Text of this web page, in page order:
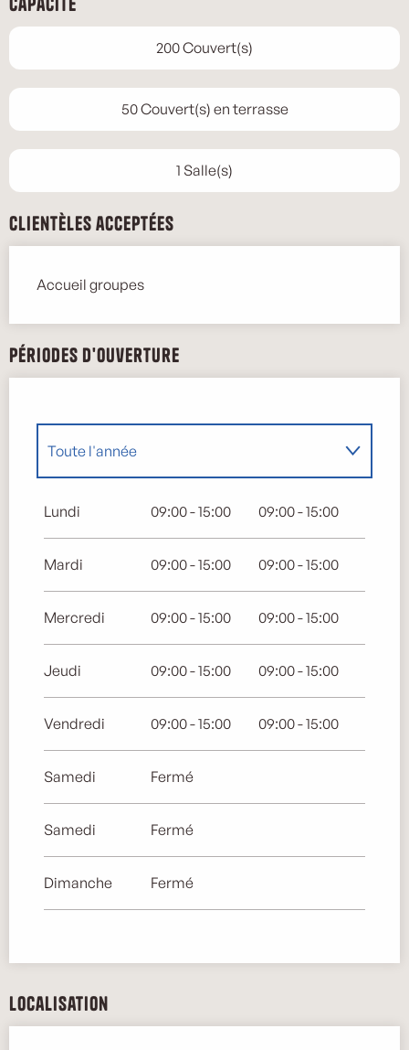
200 Couvert(s)
50 Couvert(s) en terrasse
1 Salle(s)
Clientèles acceptées
Accueil groupes
Périodes d'ouverture
Toute l'année
Toute l'année 2027
Lundi 09:00 - 15:00 09:00 - 15:00
Mardi 09:00 - 15:00 09:00 - 15:00
Mercredi 09:00 - 15:00 09:00 - 15:00
Jeudi 09:00 - 15:00 09:00 - 15:00
Vendredi 09:00 - 15:00 09:00 - 15:00
Samedi Fermé
Samedi Fermé
Dimanche Fermé
Localisation